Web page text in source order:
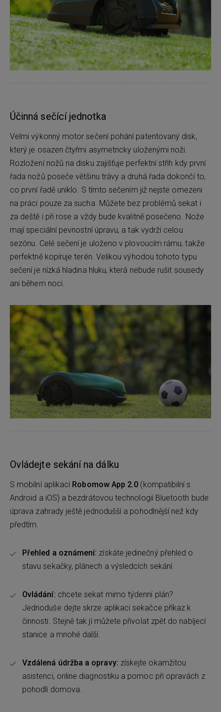
Účinná sečící jednotka
Velmi výkonný motor sečení pohání patentovaný disk,
který je osazen čtyřmi asymetricky uloženými noži.
Rozložení nožů na disku zajišťuje perfektní střih kdy první
řada nožů poseče většinu trávy a druhá řada dokončí to,
co první řadě uniklo. S tímto sečením již nejste omezeni
na práci pouze za sucha. Můžete bez problémů sekat i
za deště i při rose a vždy bude kvalitně posečeno. Nože
mají speciální pevnostní úpravu, a tak vydrží celou
sezónu. Celé sečení je uloženo v plovoucím rámu, takže
perfektně kopíruje terén. Velikou výhodou tohoto typu
sečení je nízká hladina hluku, která nebude rušit sousedy
ani během noci.
Ovládejte sekání na dálku
S mobilní aplikací Robomow App 2.0 (kompatibilní s
Android a iOS) a bezdrátovou technologií Bluetooth bude
úprava zahrady ještě jednodušší a pohodlnější než kdy
předtím.
Přehled a oznámení: získáte jedinečný přehled o
stavu sekačky, plánech a výsledcích sekání.
Ovládání: chcete sekat mimo týdenní plán?
Jednoduše dejte skrze aplikaci sekačce příkaz k
činnosti. Stejně tak jí můžete přivolat zpět do nabíjecí
stanice a mnohé další.
Vzdálená údržba a opravy: získejte okamžitou
asistenci, online diagnostiku a pomoc při opravách z
pohodlí domova.